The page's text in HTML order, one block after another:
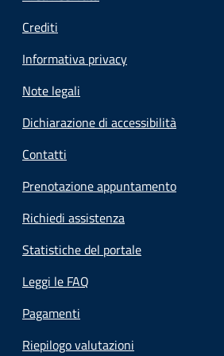
Crediti
Informativa privacy
Note legali
Dichiarazione di accessibilità
Contatti
Prenotazione appuntamento
Richiedi assistenza
Statistiche del portale
Leggi le FAQ
Pagamenti
Riepilogo valutazioni